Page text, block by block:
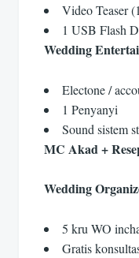
Video Teaser
1 USB Flash
Wedding
Electone /
1 Penyanyi
Sound sistem
MC Akad +
Wedding
5 kru WO
Gratis